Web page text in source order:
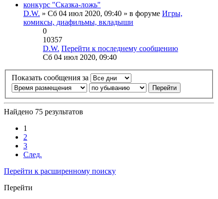
конкурс "Сказка-ложь"
D.W. » Сб 04 июл 2020, 09:40 » в форуме Игры,
комиксы, диафильмы, вкладыши
0
10357
D.W. Перейти к последнему сообщению
Сб 04 июл 2020, 09:40
Показать сообщения за
Найдено 75 результатов
1
2
3
След.
Перейти к расширенному поиску
Перейти